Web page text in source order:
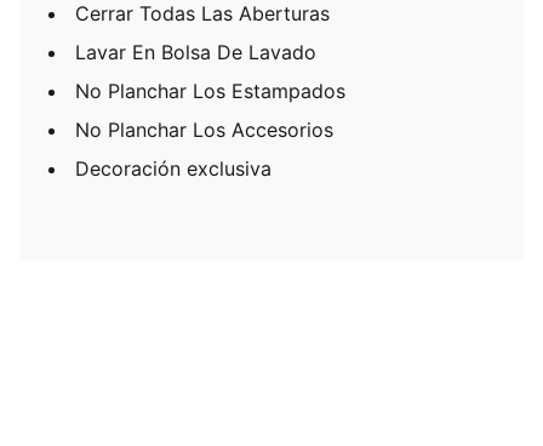
Cerrar Todas Las Aberturas
Lavar En Bolsa De Lavado
No Planchar Los Estampados
No Planchar Los Accesorios
Decoración exclusiva